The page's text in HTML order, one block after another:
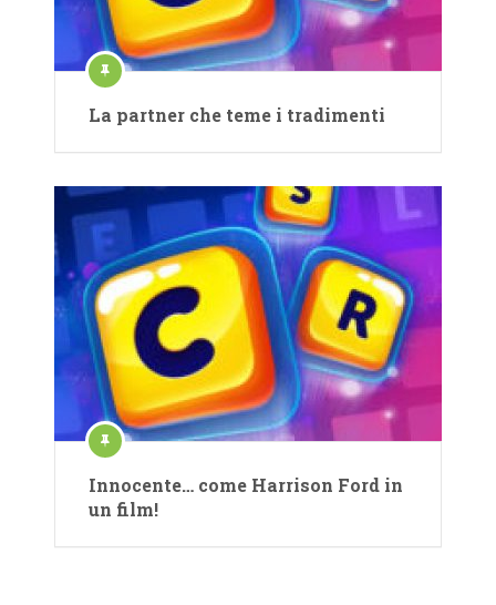
La partner che teme i tradimenti
Innocente… come Harrison Ford in
un film!